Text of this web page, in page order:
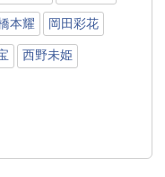
本耀 岡田彩花
西野未姫